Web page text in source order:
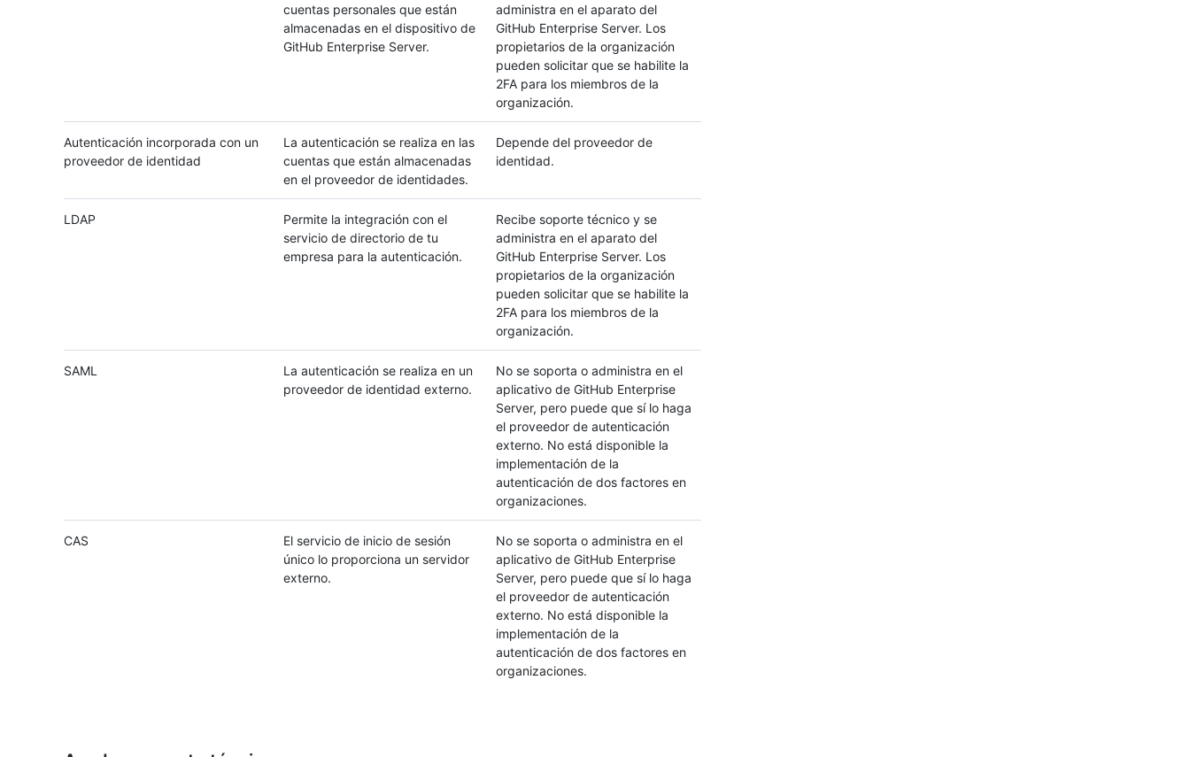
cuentas personales que están
almacenadas en el dispositivo de
GitHub Enterprise Server.
administra en el aparato del
GitHub Enterprise Server. Los
propietarios de la organización
pueden solicitar que se habilite la
2FA para los miembros de la
organización.
Autenticación incorporada con un
proveedor de identidad
La autenticación se realiza en las
cuentas que están almacenadas
en el proveedor de identidades.
Depende del proveedor de
identidad.
LDAP
Permite la integración con el
servicio de directorio de tu
empresa para la autenticación.
Recibe soporte técnico y se
administra en el aparato del
GitHub Enterprise Server. Los
propietarios de la organización
pueden solicitar que se habilite la
2FA para los miembros de la
organización.
SAML
La autenticación se realiza en un
proveedor de identidad externo.
No se soporta o administra en el
aplicativo de GitHub Enterprise
Server, pero puede que sí lo haga
el proveedor de autenticación
externo. No está disponible la
implementación de la
autenticación de dos factores en
organizaciones.
CAS
El servicio de inicio de sesión
único lo proporciona un servidor
externo.
No se soporta o administra en el
aplicativo de GitHub Enterprise
Server, pero puede que sí lo haga
el proveedor de autenticación
externo. No está disponible la
implementación de la
autenticación de dos factores en
organizaciones.